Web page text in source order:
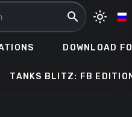
search light_mode
DOWNLOAD
TANKS BLITZ: FB